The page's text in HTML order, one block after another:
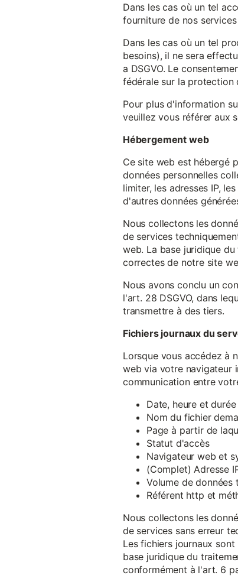
Dans les cas où un tel
fourniture de nos
Dans les cas où un tel
besoins), il ne sera
a DSGVO. Le
fédérale sur la protection
Pour plus d'information
veuillez vous référer aux
Hébergement web
Ce site web est hébergé
données personnelles
limiter, les adresses IP,
d'autres données
Nous collectons les
de services
web. La base juridique
correctes de notre site
Nous avons conclu un
l'art. 28 DSGVO, dans
transmettre à des tiers.
Fichiers journaux du
Lorsque vous accédez à
web via votre navigateur
communication entre
Date, heure et
Nom du fichier
Page à partir de
Statut d'accès
Navigateur web et
(Complet) Adresse
Volume de données
Référent http et
Nous collectons les
de services sans erreur
Les fichiers journaux
base juridique du
conformément à l'art. 6